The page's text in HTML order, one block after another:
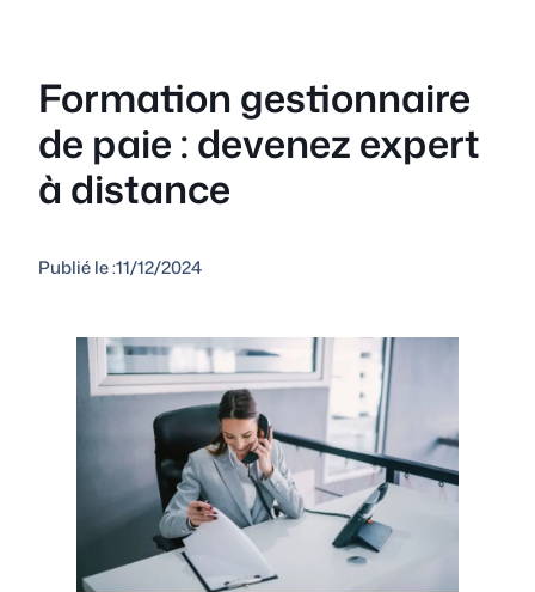
Formation gestionnaire
de paie : devenez expert
à distance
Publié le :11/12/2024